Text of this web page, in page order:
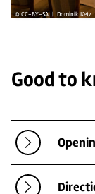
© CC-BY-SA | Dominik Ketz
Good to